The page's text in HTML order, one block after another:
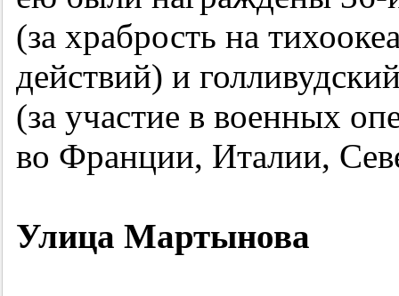
(за храбрость на
действий) и
(за участие в военных
во Франции, Италии,
Улица Мартынова